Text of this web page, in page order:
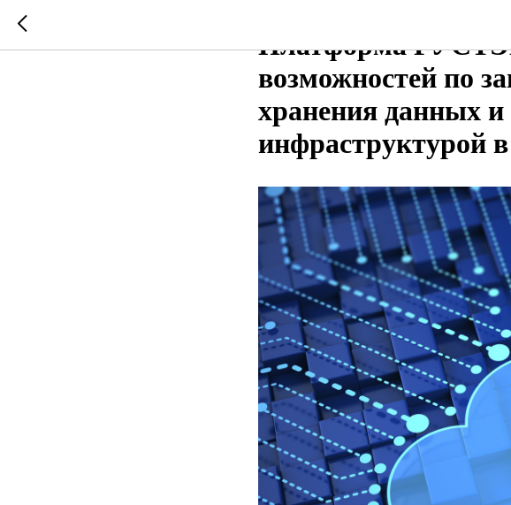
Платформа
возможностей по
хранения данных
инфраструктурой